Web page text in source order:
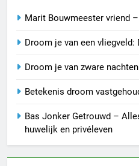
Marit Bouwmeester vriend
Droom je van een
Droom je van zware
Betekenis droom
Bas Jonker Getrouwd –
huwelijk en privéleven